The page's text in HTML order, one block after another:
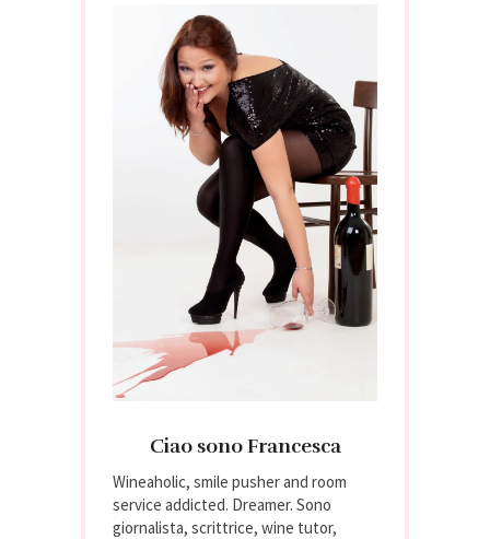
Ciao sono Francesca
Wineaholic, smile pusher and room
service addicted. Dreamer. Sono
giornalista, scrittrice, wine tutor,